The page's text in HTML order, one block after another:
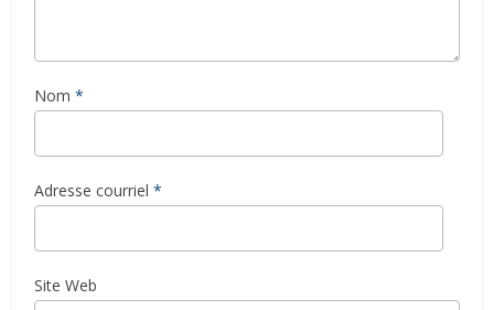
Nom *
Adresse courriel *
Site Web